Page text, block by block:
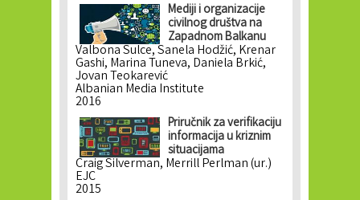
Mediji i organizacije
civilnog društva na
Zapadnom Balkanu
Valbona Sulce, Sanela Hodžić, Krenar
Gashi, Marina Tuneva, Daniela Brkić,
Jovan Teokarević
Albanian Media Institute
2016
Priručnik za verifikaciju
informacija u kriznim
situacijama
Craig Silverman, Merrill Perlman (ur.)
EJC
2015